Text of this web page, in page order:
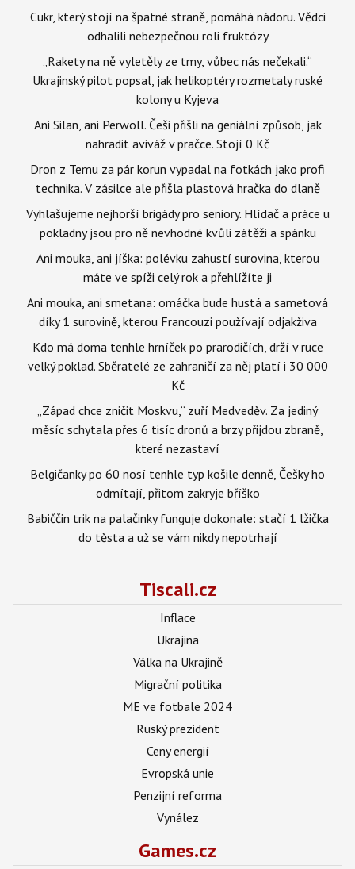
Cukr, který stojí na špatné straně, pomáhá nádoru. Vědci
odhalili nebezpečnou roli fruktózy
„Rakety na ně vyletěly ze tmy, vůbec nás nečekali.“
Ukrajinský pilot popsal, jak helikoptéry rozmetaly ruské
kolony u Kyjeva
Ani Silan, ani Perwoll. Češi přišli na geniální způsob, jak
nahradit aviváž v pračce. Stojí 0 Kč
Dron z Temu za pár korun vypadal na fotkách jako profi
technika. V zásilce ale přišla plastová hračka do dlaně
Vyhlašujeme nejhorší brigády pro seniory. Hlídač a práce u
pokladny jsou pro ně nevhodné kvůli zátěži a spánku
Ani mouka, ani jíška: polévku zahustí surovina, kterou
máte ve spíži celý rok a přehlížíte ji
Ani mouka, ani smetana: omáčka bude hustá a sametová
díky 1 surovině, kterou Francouzi používají odjakživa
Kdo má doma tenhle hrníček po prarodičích, drží v ruce
velký poklad. Sběratelé ze zahraničí za něj platí i 30 000
Kč
„Západ chce zničit Moskvu,“ zuří Medveděv. Za jediný
měsíc schytala přes 6 tisíc dronů a brzy přijdou zbraně,
které nezastaví
Belgičanky po 60 nosí tenhle typ košile denně, Češky ho
odmítají, přitom zakryje bříško
Babiččin trik na palačinky funguje dokonale: stačí 1 lžička
do těsta a už se vám nikdy nepotrhají
Tiscali.cz
Inflace
Ukrajina
Válka na Ukrajině
Migrační politika
ME ve fotbale 2024
Ruský prezident
Ceny energií
Evropská unie
Penzijní reforma
Vynález
Games.cz